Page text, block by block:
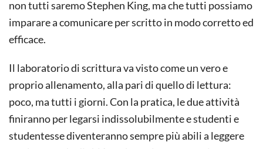
non tutti saremo Stephen King, ma che tutti possiamo
imparare a comunicare per scritto in modo corretto ed
efficace.
Il laboratorio di scrittura va visto come un vero e
proprio allenamento, alla pari di quello di lettura:
poco, ma tutti i giorni. Con la pratica, le due attività
finiranno per legarsi indissolubilmente e studenti e
studentesse diventeranno sempre più abili a leggere